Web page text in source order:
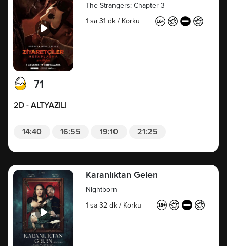
The Strangers: Chapter 3
1 sa 31 dk / Korku
71
2D - ALTYAZILI
14:40 16:55 19:10 21:25
Karanlıktan Gelen
Nightborn
1 sa 32 dk / Korku